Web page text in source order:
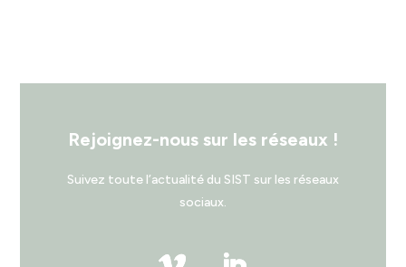
Rejoignez-nous sur les réseaux !
Suivez toute l’actualité du SIST sur les réseaux
sociaux.